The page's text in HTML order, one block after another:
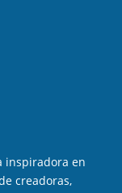
inspiradora en
creadoras,